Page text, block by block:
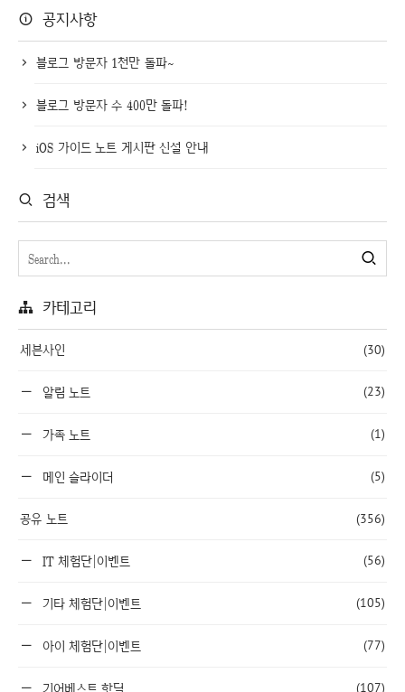
공지사항
블로그 방문자 1천만 돌파~
블로그 방문자 수 400만 돌파!
iOS 가이드 노트 게시판 신설 안내
검색
카테고리
세븐사인 (30)
알림 노트 (23)
가족 노트 (1)
메인 슬라이더 (5)
공유 노트 (356)
IT 체험단|이벤트 (56)
기타 체험단|이벤트 (105)
아이 체험단|이벤트 (77)
기어베스트 핫딜 (107)